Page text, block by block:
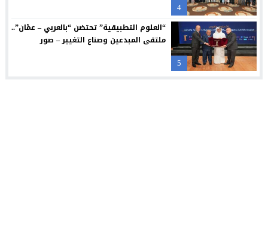
4
5
“العلوم التطبيقية” تحتضن “بالعربي – عمّان”..
ملتقى المبدعين وصناع التغيير – صور